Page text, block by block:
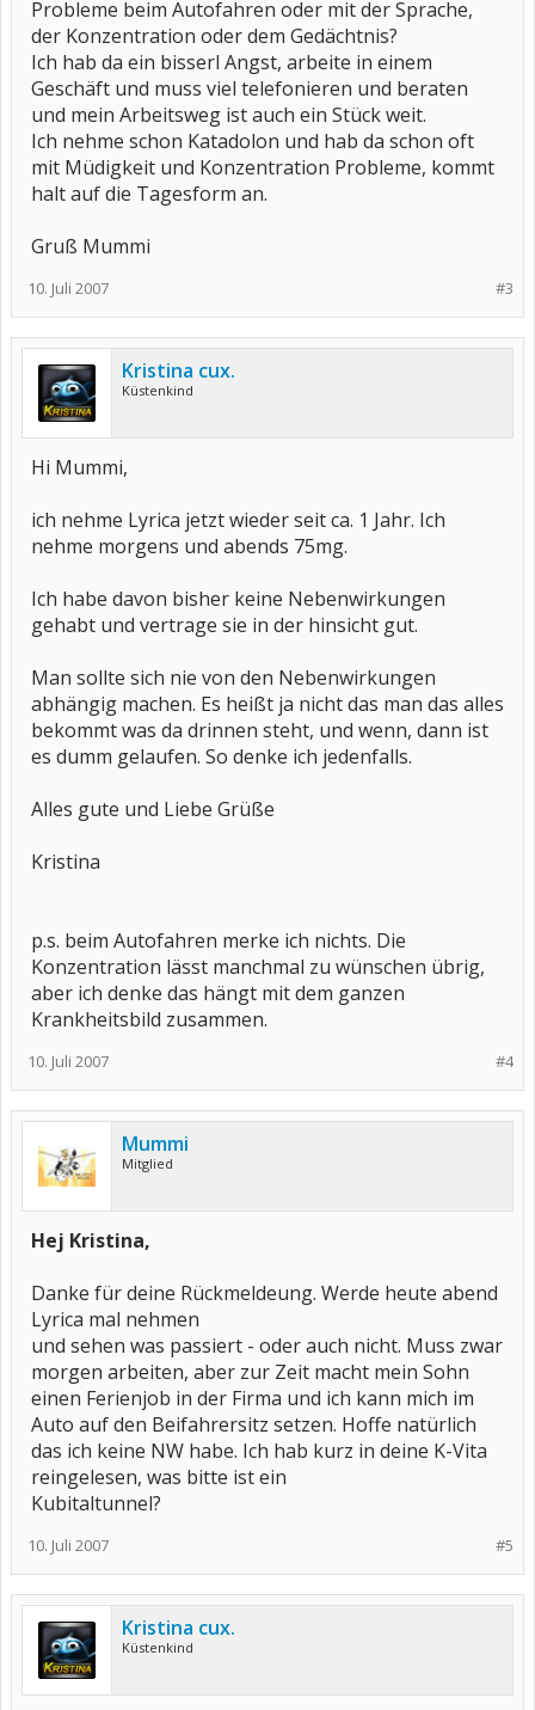
Probleme beim Autofahren oder mit der Sprache,
der Konzentration oder dem Gedächtnis?
Ich hab da ein bisserl Angst, arbeite in einem
Geschäft und muss viel telefonieren und beraten
und mein Arbeitsweg ist auch ein Stück weit.
Ich nehme schon Katadolon und hab da schon oft
mit Müdigkeit und Konzentration Probleme, kommt
halt auf die Tagesform an.
Gruß Mummi
#3
10. Juli 2007
Kristina cux.
Küstenkind
Hi Mummi,
ich nehme Lyrica jetzt wieder seit ca. 1 Jahr. Ich
nehme morgens und abends 75mg.
Ich habe davon bisher keine Nebenwirkungen
gehabt und vertrage sie in der hinsicht gut.
Man sollte sich nie von den Nebenwirkungen
abhängig machen. Es heißt ja nicht das man das alles
bekommt was da drinnen steht, und wenn, dann ist
es dumm gelaufen. So denke ich jedenfalls.
Alles gute und Liebe Grüße
Kristina
p.s. beim Autofahren merke ich nichts. Die
Konzentration lässt manchmal zu wünschen übrig,
aber ich denke das hängt mit dem ganzen
Krankheitsbild zusammen.
#4
10. Juli 2007
Mummi
Mitglied
Hej Kristina,
Danke für deine Rückmeldeung. Werde heute abend
Lyrica mal nehmen
und sehen was passiert - oder auch nicht. Muss zwar
morgen arbeiten, aber zur Zeit macht mein Sohn
einen Ferienjob in der Firma und ich kann mich im
Auto auf den Beifahrersitz setzen. Hoffe natürlich
das ich keine NW habe. Ich hab kurz in deine K-Vita
reingelesen, was bitte ist ein
Kubitaltunnel?
#5
10. Juli 2007
Kristina cux.
Küstenkind